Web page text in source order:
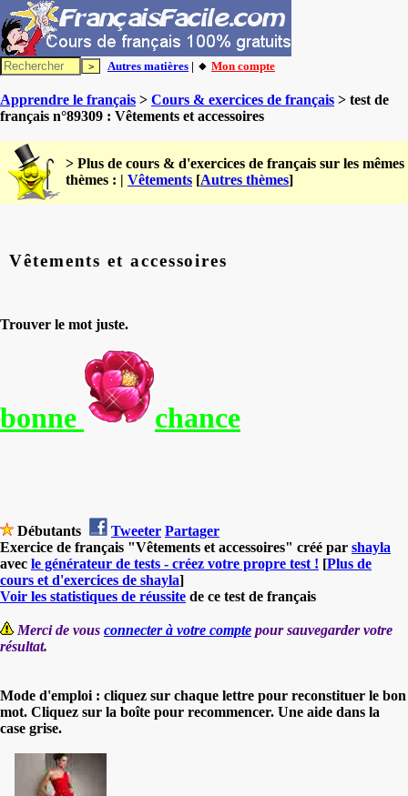
Autres matières | 🔸 Mon compte
Apprendre le français > Cours & exercices de français > test de
français n°89309 : Vêtements et accessoires
> Plus de cours & d'exercices de français sur les mêmes
thèmes : | Vêtements [Autres thèmes]
Vêtements et accessoires
Trouver le mot juste.
bonne chance
Débutants Tweeter Partager
Exercice de français "Vêtements et accessoires" créé par shayla
avec le générateur de tests - créez votre propre test ! [Plus de
cours et d'exercices de shayla]
Voir les statistiques de réussite de ce test de français
Merci de vous connecter à votre compte pour sauvegarder votre
résultat.
Mode d'emploi : cliquez sur chaque lettre pour reconstituer le bon
mot. Cliquez sur la boîte pour recommencer. Une aide dans la
case grise.